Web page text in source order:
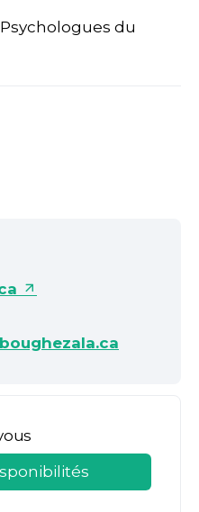
du